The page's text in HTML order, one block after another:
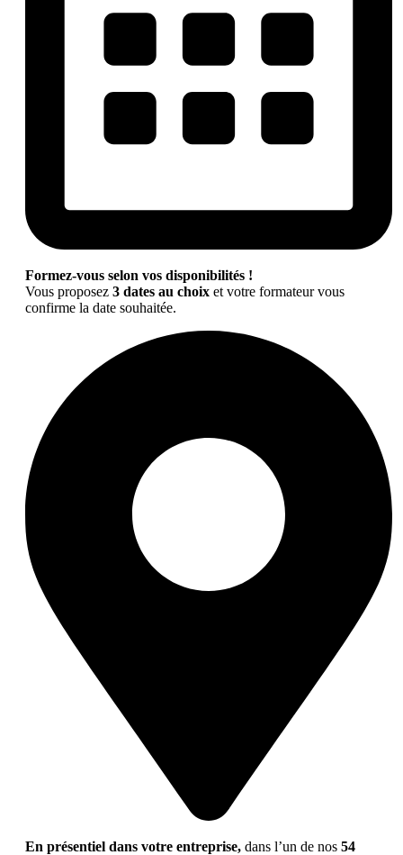
Formez-vous selon vos disponibilités !
Vous proposez 3 dates au choix et votre formateur vous
confirme la date souhaitée.
En présentiel dans votre entreprise, dans l’un de nos 54